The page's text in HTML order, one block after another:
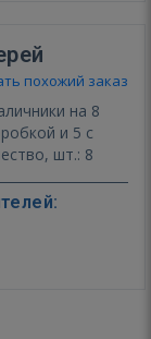
похожий заказ
на 8
и 5 с
дверь Количество, шт.: 8